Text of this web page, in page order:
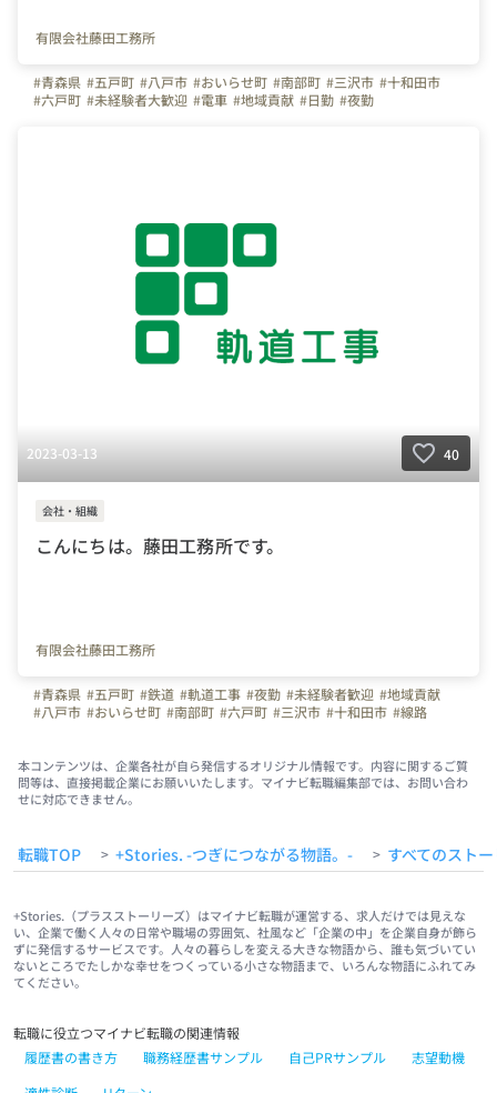
有限会社藤田工務所
#青森県 #五戸町 #八戸市 #おいらせ町 #南部町 #三沢市 #十和田市
#六戸町 #未経験者大歓迎 #電車 #地域貢献 #日勤 #夜勤
2023-03-13 40
会社・組織
こんにちは。藤田工務所です。
有限会社藤田工務所
#青森県 #五戸町 #鉄道 #軌道工事 #夜勤 #未経験者歓迎 #地域貢献
#八戸市 #おいらせ町 #南部町 #六戸町 #三沢市 #十和田市 #線路
本コンテンツは、企業各社が自ら発信するオリジナル情報です。内容に関するご質
問等は、直接掲載企業にお願いいたします。マイナビ転職編集部では、お問い合わ
せに対応できません。
転職TOP > +Stories. -つぎにつながる物語。- > すべてのスト
+Stories.（プラスストーリーズ）はマイナビ転職が運営する、求人だけでは見えな
い、企業で働く人々の日常や職場の雰囲気、社風など「企業の中」を企業自身が飾ら
ずに発信するサービスです。人々の暮らしを変える大きな物語から、誰も気づいてい
ないところでたしかな幸せをつくっている小さな物語まで、いろんな物語にふれてみ
てください。
転職に役立つマイナビ転職の関連情報
履歴書の書き方
職務経歴書サンプル 自己PRサンプル
志望動機